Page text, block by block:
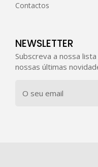
Contactos
NEWSLETTER
Subscreva a nossa
nossas últimas